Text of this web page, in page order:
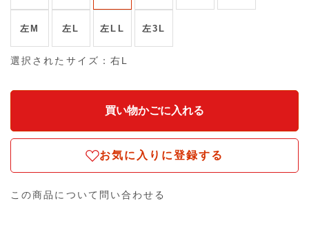
左M 左L 左LL 左3L
選択されたサイズ：右L
お気に入りに登録する
この商品について問い合わせる